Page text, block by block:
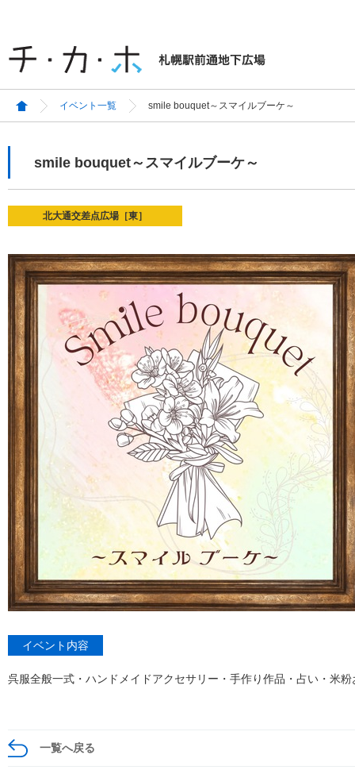
イベント一覧 smile bouquet～スマイルブーケ～
smile bouquet～スマイルブーケ～
北大通交差点広場［東］
イベント内容
呉服全般一式・ハンドメイドアクセサリー・手作り作品・占い・米
一覧へ戻る